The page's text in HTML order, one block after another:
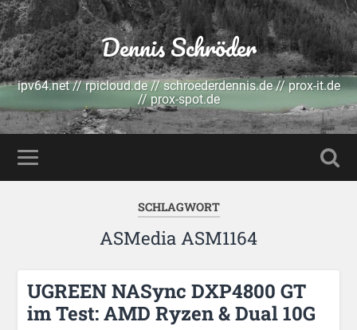
Dennis Schröder
ipv64.net // rpicloud.de // schroederdennis.de // prox-it.de
// prox-spot.de
SCHLAGWORT
ASMedia ASM1164
UGREEN NASync DXP4800 GT
im Test: AMD Ryzen & Dual 10G